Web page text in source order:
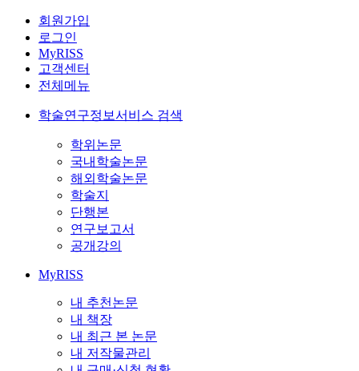
회원가입
로그인
MyRISS
고객센터
전체메뉴
학술연구정보서비스 검색
학위논문
국내학술논문
해외학술논문
학술지
단행본
연구보고서
공개강의
MyRISS
내 추천논문
내 책장
내 최근 본 논문
내 저작물관리